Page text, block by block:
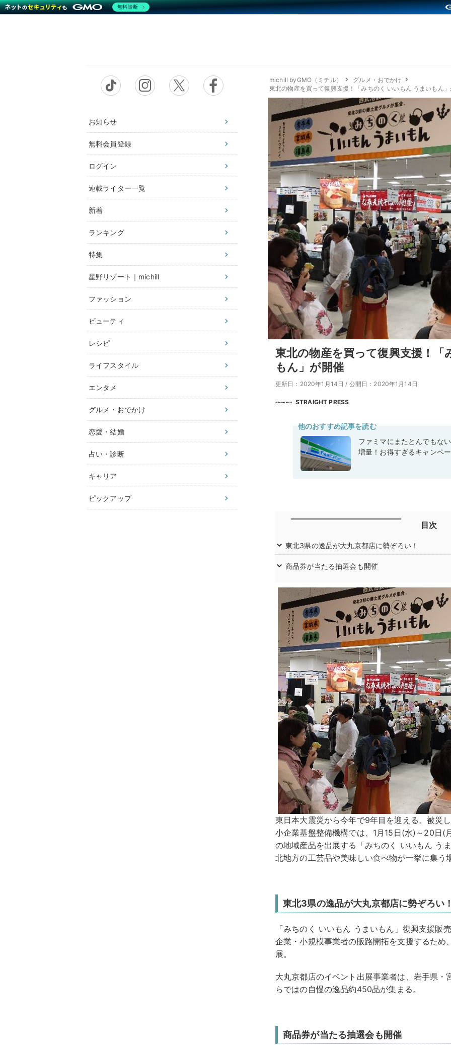
お知らせ
無料会員登録
ログイン
連載ライター一覧
新着
ランキング
特集
星野リゾート｜michill
ファッション
ビューティ
レシピ
ライフスタイル
エンタメ
グルメ・おでかけ
恋愛・結婚
占い・診断
キャリア
ピックアップ
michill byGMO（ミチル）
グルメ・おでかけ
東北の物産を買って復興支援！「みちのく いいもん うまいもん
東北の物産を買って復興支援！
もん」が開催
更新日：2020年1月14日 / 公開日：2020年1月14日
STRAIGHT PRESS
他のおすすめ記事を読む
ファミマにまたとんでもな
増量！お得すぎるキャンペ
目次
東北3県の逸品が大丸京都店に勢ぞろい！
商品券が当たる抽選会も開催
東日本大震災から今年で9年目を迎える。被災
小企業基盤整備機構では、1月15日(水)～20日(
の地域産品を出展する「みちのく いいもん う
北地方の工芸品や美味しい食べ物が一挙に集う
東北3県の逸品が大丸京都店に勢ぞろい
「みちのく いいもん うまいもん」復興支援販
企業・小規模事業者の販路開拓を支援するた
展。
大丸京都店のイベント出展事業者は、岩手県
らではの自慢の逸品約450品が集まる。
商品券が当たる抽選会も開催
無料診断